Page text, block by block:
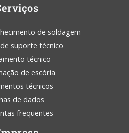
de soldagem
suporte técnico
técnico
de escória
técnicos
de dados
frequentes